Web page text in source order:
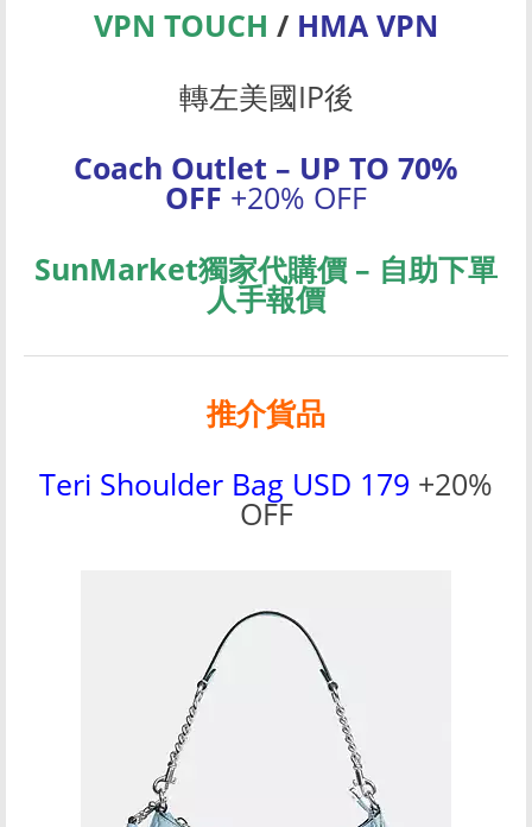
VPN TOUCH / HMA VPN
轉左美國IP後
Coach Outlet – UP TO 70%
OFF +20% OFF
SunMarket獨家代購價 – 自助下單
人手報價
推介貨品
Teri Shoulder Bag USD 179 +20%
OFF